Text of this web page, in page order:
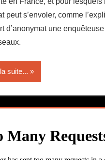
peut s’envoler, comme
d’anonymat une
suite...